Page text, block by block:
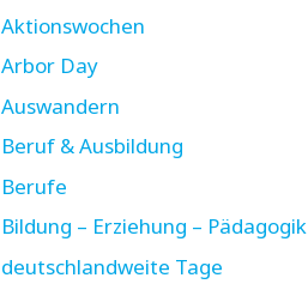
Aktionswochen
Arbor Day
Auswandern
Beruf & Ausbildung
Berufe
Bildung – Erziehung – Pädagogik
deutschlandweite Tage